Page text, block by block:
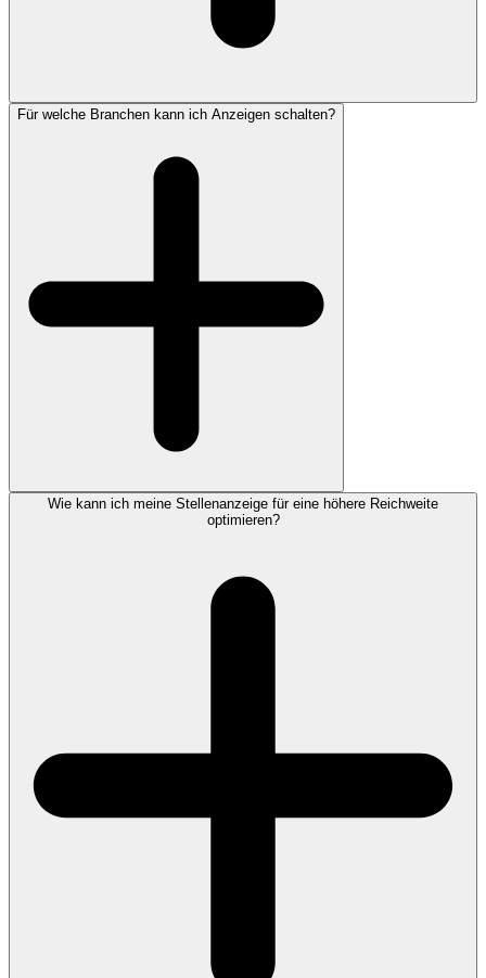
Für welche Branchen kann ich Anzeigen schalten?
Wie kann ich meine Stellenanzeige für eine höhere Reichweite
optimieren?